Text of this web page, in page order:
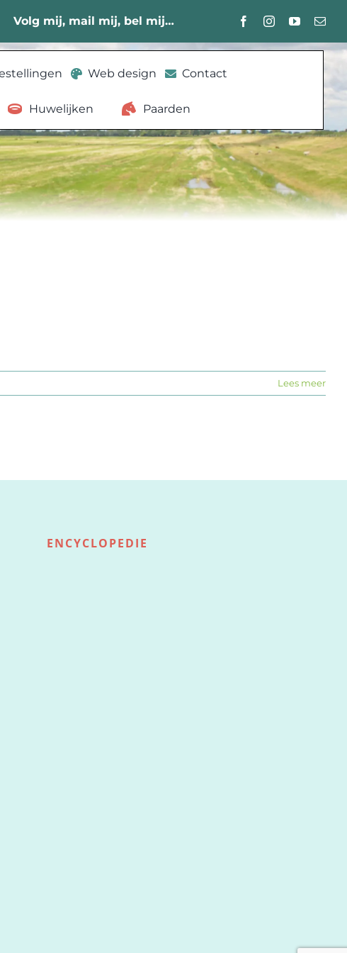
Volg mij, mail mij, bel mij…
Web design Contact
Huwelijken Paarden
Lees meer
ENCYCLOPEDIE